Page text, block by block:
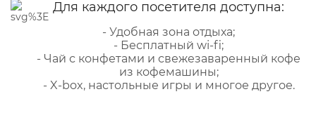
Для каждого посетителя доступна:
- Удобная зона отдыха;
- Бесплатный wi-fi;
- Чай с конфетами и свежезаваренный кофе
из кофемашины;
- X-box, настольные игры и многое другое.